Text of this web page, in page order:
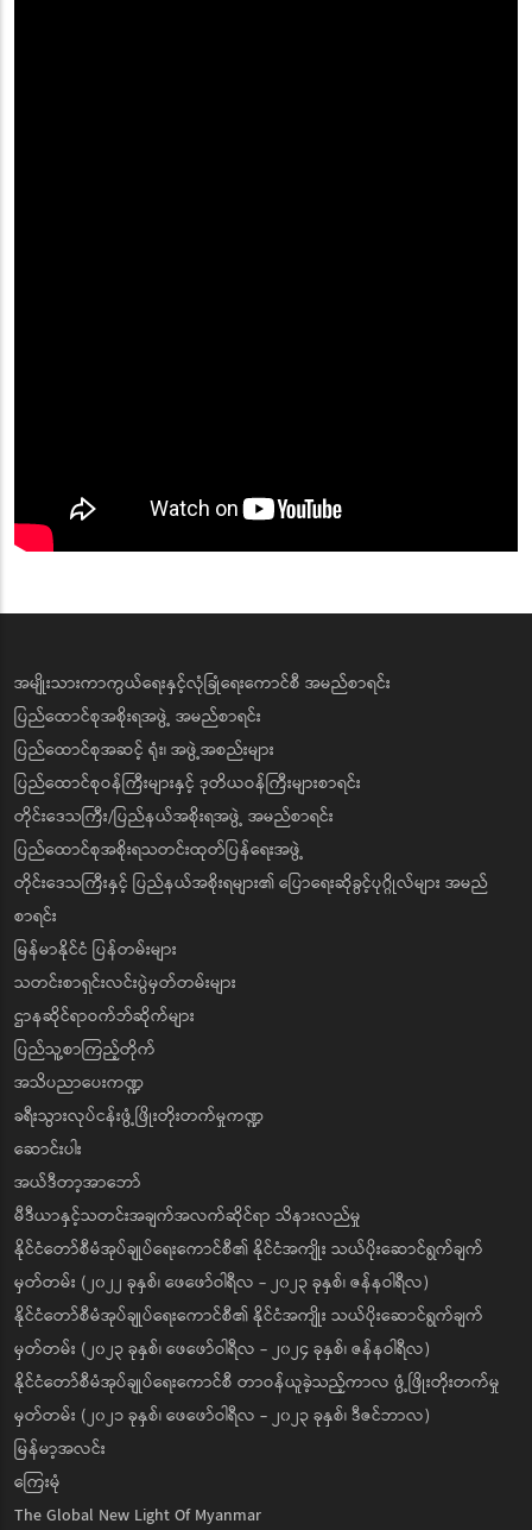
အမျိုးသားကာကွယ်ရေးနှင့်လုံခြုံရေးကောင်စီ အမည်စာရင်း
ပြည်ထောင်စုအစိုးရအဖွဲ့ အမည်စာရင်း
ပြည်ထောင်စုအဆင့် ရုံး၊ အဖွဲ့အစည်းများ
ပြည်ထောင်စုဝန်ကြီးများနှင့် ဒုတိယဝန်ကြီးများစာရင်း
တိုင်းဒေသကြီး/ပြည်နယ်အစိုးရအဖွဲ့ အမည်စာရင်း
ပြည်ထောင်စုအစိုးရသတင်းထုတ်ပြန်ရေးအဖွဲ့
တိုင်းဒေသကြီးနှင့် ပြည်နယ်အစိုးရများ၏ ပြောရေးဆိုခွင့်ပုဂ္ဂိုလ်များ အမည်
စာရင်း
မြန်မာနိုင်ငံ ပြန်တမ်းများ
သတင်းစာရှင်းလင်းပွဲမှတ်တမ်းများ
ဌာနဆိုင်ရာဝက်ဘ်ဆိုက်များ
ပြည်သူ့စာကြည့်တိုက်
အသိပညာပေးကဏ္ဍ
ခရီးသွားလုပ်ငန်းဖွံ့ဖြိုးတိုးတက်မှုကဏ္ဍ
ဆောင်းပါး
အယ်ဒီတာ့အာဘော်
မီဒီယာနှင့်သတင်းအချက်အလက်ဆိုင်ရာ သိနားလည်မှု
နိုင်ငံတော်စီမံအုပ်ချုပ်ရေးကောင်စီ၏ နိုင်ငံအကျိုး သယ်ပိုးဆောင်ရွက်ချက်
မှတ်တမ်း (၂၀၂၂ ခုနှစ်၊ ဖေဖော်ဝါရီလ - ၂၀၂၃ ခုနှစ်၊ ဇန်နဝါရီလ)
နိုင်ငံတော်စီမံအုပ်ချုပ်ရေးကောင်စီ၏ နိုင်ငံအကျိုး သယ်ပိုးဆောင်ရွက်ချက်
မှတ်တမ်း (၂၀၂၃ ခုနှစ်၊ ဖေဖော်ဝါရီလ - ၂၀၂၄ ခုနှစ်၊ ဇန်နဝါရီလ)
နိုင်ငံတော်စီမံအုပ်ချုပ်ရေးကောင်စီ တာဝန်ယူခဲ့သည့်ကာလ ဖွံ့ဖြိုးတိုးတက်မှု
မှတ်တမ်း (၂၀၂၁ ခုနှစ်၊ ဖေဖော်ဝါရီလ - ၂၀၂၃ ခုနှစ်၊ ဒီဇင်ဘာလ)
မြန်မာ့အလင်း
ကြေးမုံ
The Global New Light Of Myanmar